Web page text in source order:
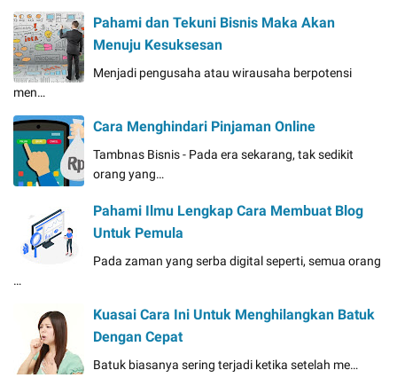
Pahami dan Tekuni Bisnis Maka Akan
Menuju Kesuksesan
Menjadi pengusaha atau wirausaha berpotensi
men…
Cara Menghindari Pinjaman Online
Tambnas Bisnis - Pada era sekarang, tak sedikit
orang yang…
Pahami Ilmu Lengkap Cara Membuat Blog
Untuk Pemula
Pada zaman yang serba digital seperti, semua orang
…
Kuasai Cara Ini Untuk Menghilangkan Batuk
Dengan Cepat
Batuk biasanya sering terjadi ketika setelah me…